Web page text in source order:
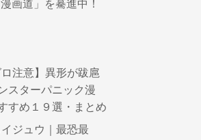
画道」を驀進中！
ロ注意】異形が跋扈
スターパニック漫
すめ１９選・まとめ
ジュウ｜最恐最